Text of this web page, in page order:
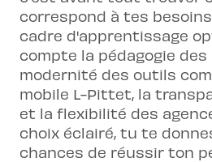
correspond à tes
cadre d'apprentissage
compte la pédagogie
modernité des outils
mobile L-Pittet, la
et la flexibilité des
choix éclairé, tu te
chances de réussir ton